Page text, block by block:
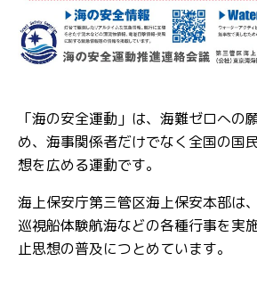
「海の安全運動」は、海難ゼロへの
め、海事関係者だけでなく全国の国
想を広める運動です。
海上保安庁第三管区海上保安本部は
巡視船体験航海などの各種行事を実
止思想の普及につとめています。